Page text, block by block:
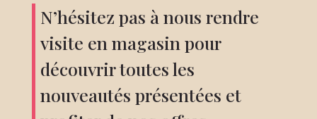
N’hésitez pas à nous rendre
visite en magasin pour
découvrir toutes les
nouveautés présentées et